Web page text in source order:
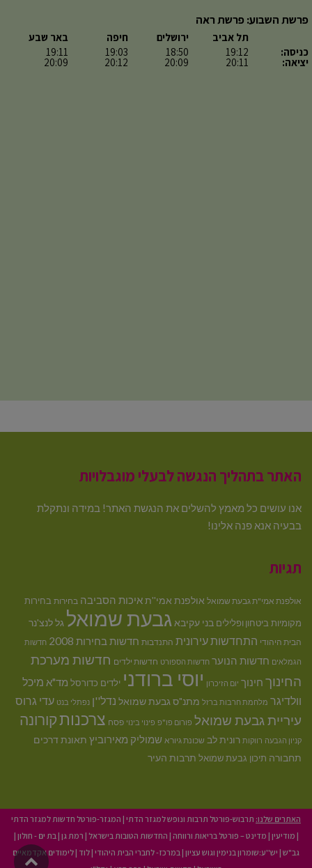
פרשת השבוע: פרשת ראה
כניסה:
יציאה:
תל אביב
19:12
20:11
ירושלים
18:50
20:09
חיפה
19:03
20:12
באר שבע
19:11
20:09
האתר בתהליך הנגשה לבעלי מוגבלויות
אנו עושים כל מאמץ להשלים את הנגשת האתר! במידה ונתקלת
בבעיה אנא פנה אלינו!
תגיות
אולפנת אמי"ת גבעת שמואל אולפנת אמי''תאיכות הסביבה בחירות בחירות
מקומיותביטחון ופלילים בני עקיבא גבעת שמואל גל לנצ'נר
הבית היהודי התחדשות עירונית התנדבות חדשות בחירות 2008 חדשות
הגמלאים חדשות הנוער חדשות הספורט חדשות ילדים חדשות מערכת
החינוך חינוך יום הזיכרון יוסי ברודני ילדים כדורסל מד"א מיכל
וולדיגר מלחמת חרבות ברזל מתנ"ס גבעת שמואל נדל''ן נפתלי בנט עדי גרוס
עיריית גבעת שמואל פורום פו"פ פינוי בינוי פסח צרכנותקורונה
קניון הגבעה רווקות רונית לב שכונת גיורא שמוליק מאירוביץ תאונת דרכים
תחבורה תיכון גבעת שמואל תרבות העיר
האתרים שלנו: תרבוש-פורטל תרבות ונופש למגזר הדתי | המגזר-פורטל חדשות למגזר הדתי
| מודיעין | מדינט – פורטל בריאות ורווחה | החדשות הטובות בישראל | רמת גן |בת ים - חולון |
גב"ש | יש''ע:שומרון בנימין וגוש עציון |במרכז- לחברי הבית היהודי |לוד |לימודים אקדמאיים